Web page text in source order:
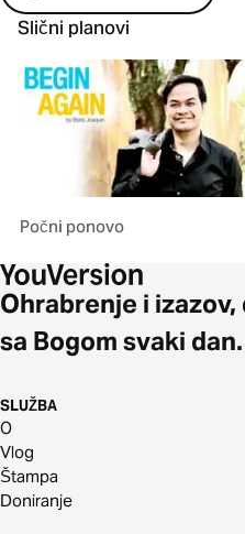
Slični planovi
Počni ponovo
Ohrabrenje i
sa Bogom svaki dan.
SLUŽBA
O
Vlog
Štampa
Doniranje